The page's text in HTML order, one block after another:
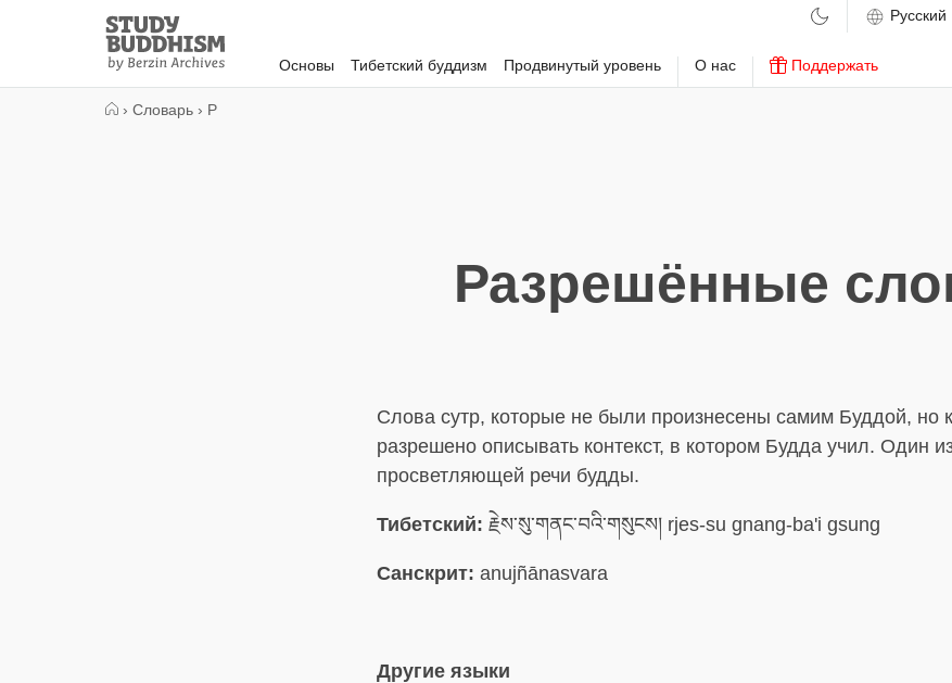
Study
Buddhism
Home
Основы Тибетский буддизм Продвинутый уровень О нас Поддержать
› Словарь › Р
Разрешённые
Слова сутр, которые не были произнесены самим Буддой, но
разрешено описывать контекст, в котором Будда учил. Один
просветляющей речи будды.
Тибетский: རྗེས་སུ་གནང་བའི་གསུངས། rjes-su gnang-ba'i gsung
Санскрит: anujñānasvara
Другие языки